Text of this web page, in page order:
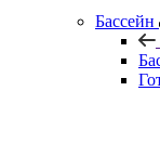
Бассейн